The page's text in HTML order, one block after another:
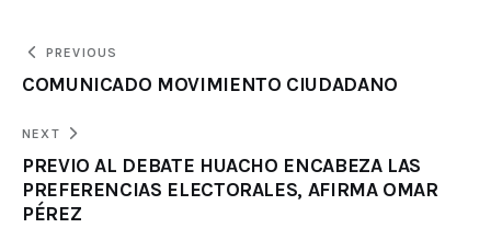
PREVIOUS
COMUNICADO MOVIMIENTO CIUDADANO
NEXT
PREVIO AL DEBATE HUACHO ENCABEZA LAS
PREFERENCIAS ELECTORALES, AFIRMA OMAR
PÉREZ